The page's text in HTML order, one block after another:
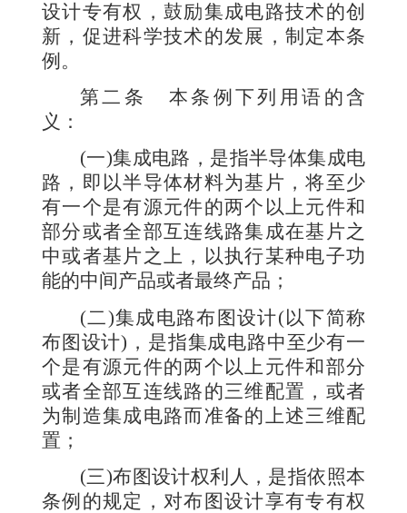
设计专有权，鼓励集成电路技术的创
新，促进科学技术的发展，制定本条
例。
第二条 本条例下列用语的含
义：
(一)集成电路，是指半导体集成电
路，即以半导体材料为基片，将至少
有一个是有源元件的两个以上元件和
部分或者全部互连线路集成在基片之
中或者基片之上，以执行某种电子功
能的中间产品或者最终产品；
(二)集成电路布图设计(以下简称
布图设计) ，是指集成电路中至少有一
个是有源元件的两个以上元件和部分
或者全部互连线路的三维配置，或者
为制造集成电路而准备的上述三维配
置；
(三)布图设计权利人，是指依照本
条例的规定，对布图设计享有专有权